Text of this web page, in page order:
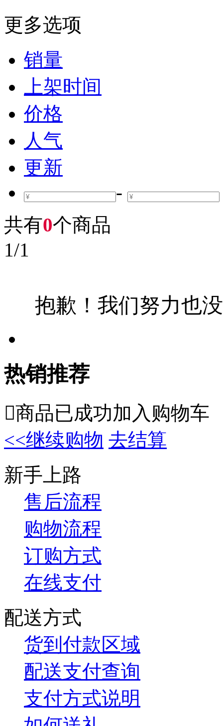
更多选项
销量
上架时间
价格
人气
更新
-
共有0个商品
1/1
抱歉！我们努力也
热销推荐
商品已成功加入购物车
<<继续购物 去结算
新手上路
售后流程
购物流程
订购方式
在线支付
配送方式
货到付款区域
配送支付查询
支付方式说明